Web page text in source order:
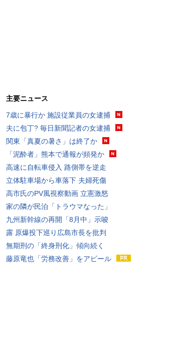
主要ニュース
7歳に暴行か 施設従業員の女逮捕
夫に包丁? 毎日新聞記者の女逮捕
関東「真夏の暑さ」は終了か
「泥酔者」熊本で通報が頻発か
高速に自転車侵入 路側帯を逆走
立体駐車場から車落下 夫婦死傷
高市氏のPV風視察動画 立憲激怒
家の隣が民泊「トラウマなった」
九州新幹線の再開「8月中」示唆
露 原爆投下巡り広島市長を批判
無期刑の「終身刑化」傾向続く
藤原竜也「労務改善」をアピール